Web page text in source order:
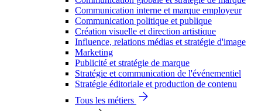
Communication interne et marque employeur
Communication politique et publique
Création visuelle et direction artistique
Influence, relations médias et stratégie d'image
Marketing
Publicité et stratégie de marque
Stratégie et communication de l'événementiel
Stratégie éditoriale et production de contenu
Tous les métiers